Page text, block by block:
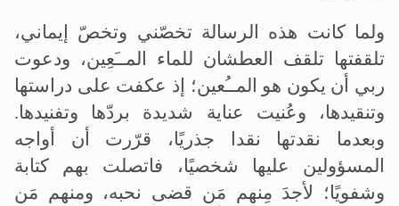
ولما كانت هذه الرسالة تخصّني وتخصّ إيماني،
تلقفتها تلقف العطشان للماء المــَعِين، ودعوت
ربي أن يكون هو المــُعين؛ إذ عكفت على دراستها
وتنقيدها، وعُنيت عناية شديدة بردّها وتفنيدها.
وبعدما نقدتها نقدا جذريًا، قرّرت أن أواجه
المسؤولين عليها شخصيًا، فاتصلت بهم كتابة
وشفويًا؛ لأجدَ مِنهم مَن قضى نحبه، ومنهم مَن